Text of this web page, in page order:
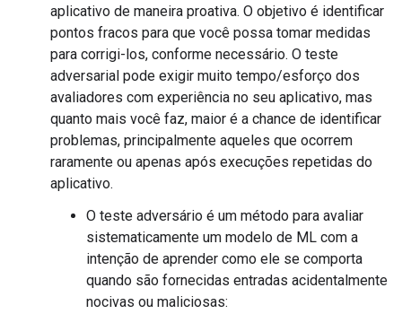
aplicativo de maneira proativa. O objetivo é identificar
pontos fracos para que você possa tomar medidas
para corrigi-los, conforme necessário. O teste
adversarial pode exigir muito tempo/esforço dos
avaliadores com experiência no seu aplicativo, mas
quanto mais você faz, maior é a chance de identificar
problemas, principalmente aqueles que ocorrem
raramente ou apenas após execuções repetidas do
aplicativo.
O teste adversário é um método para avaliar
sistematicamente um modelo de ML com a
intenção de aprender como ele se comporta
quando são fornecidas entradas acidentalmente
nocivas ou maliciosas: